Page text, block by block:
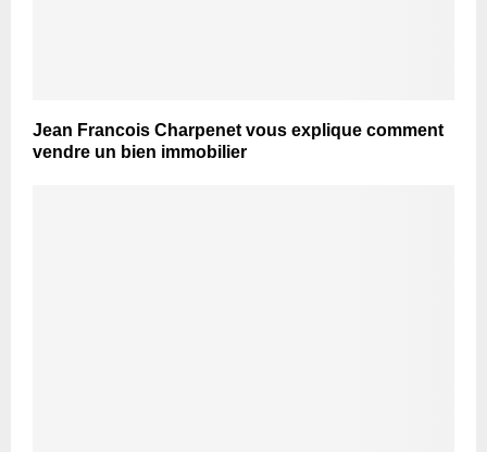
Jean Francois Charpenet vous explique comment
vendre un bien immobilier